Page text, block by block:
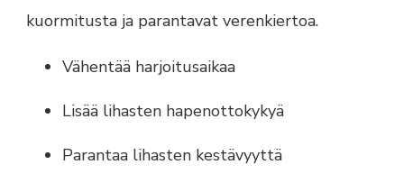
kuormitusta ja parantavat verenkiertoa.
Vähentää harjoitusaikaa
Lisää lihasten hapenottokykyä
Parantaa lihasten kestävyyttä